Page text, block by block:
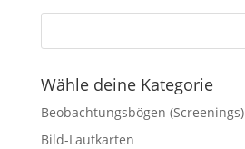
Wähle deine Kategorie
Beobachtungsbögen (Screenings)
Bild-Lautkarten